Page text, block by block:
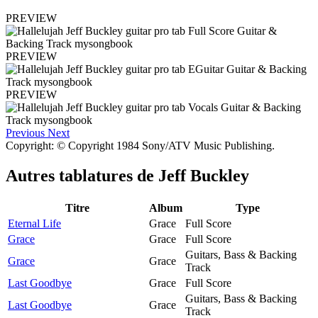
PREVIEW
PREVIEW
PREVIEW
Previous Next
Copyright: © Copyright 1984 Sony/ATV Music Publishing.
Autres tablatures de Jeff Buckley
Titre Album
Type
Eternal Life
Grace
Full Score
Grace
Grace
Full Score
Grace
Grace
Guitars, Bass & Backing
Track
Last Goodbye
Grace
Full Score
Last Goodbye
Grace
Guitars, Bass & Backing
Track